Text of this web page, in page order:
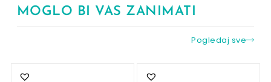
MOGLO BI VAS ZANIMATI
Pogledaj sve